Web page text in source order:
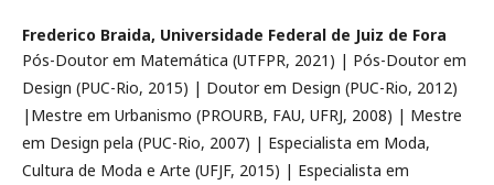
Frederico Braida, Universidade Federal de Juiz de Fora
Pós-Doutor em Matemática (UTFPR, 2021) | Pós-Doutor em
Design (PUC-Rio, 2015) | Doutor em Design (PUC-Rio, 2012)
|Mestre em Urbanismo (PROURB, FAU, UFRJ, 2008) | Mestre
em Design pela (PUC-Rio, 2007) | Especialista em Moda,
Cultura de Moda e Arte (UFJF, 2015) | Especialista em